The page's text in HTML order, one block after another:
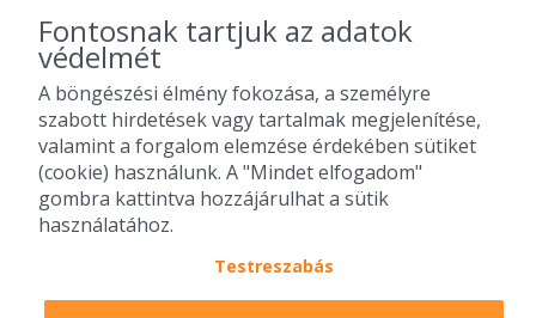
2010-2026 Copyright - Falatozz.hu - Diston-line Kft.
Fontosnak tartjuk az adatok
védelmét
A böngészési élmény fokozása, a személyre
szabott hirdetések vagy tartalmak megjelenítése,
valamint a forgalom elemzése érdekében sütiket
(cookie) használunk. A "Mindet elfogadom"
gombra kattintva hozzájárulhat a sütik
használatához.
Testreszabás